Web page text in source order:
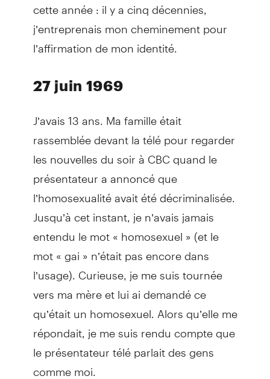
j’entreprenais mon cheminement pour
l’affirmation de mon identité.
27 juin 1969
J’avais 13 ans. Ma famille était
rassemblée devant la télé pour regarder
les nouvelles du soir à CBC quand le
présentateur a annoncé que
l’homosexualité avait été décriminalisée.
Jusqu’à cet instant, je n’avais jamais
entendu le mot « homosexuel » (et le
mot « gai » n’était pas encore dans
l’usage). Curieuse, je me suis tournée
vers ma mère et lui ai demandé ce
qu’était un homosexuel. Alors qu’elle me
répondait, je me suis rendu compte que
le présentateur télé parlait des gens
comme moi.